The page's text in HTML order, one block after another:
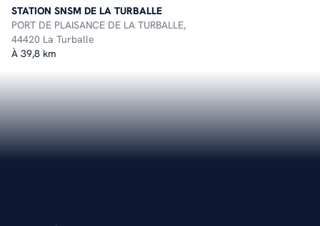
STATION SNSM DE LA TURBALLE
PORT DE PLAISANCE DE LA TURBALLE,
44420 La Turballe
À 39,8 km